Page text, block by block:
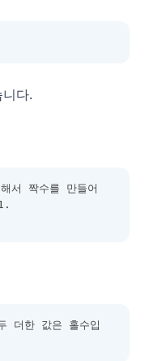
다.
서 짝수를 만들어
더한 값은 홀수입